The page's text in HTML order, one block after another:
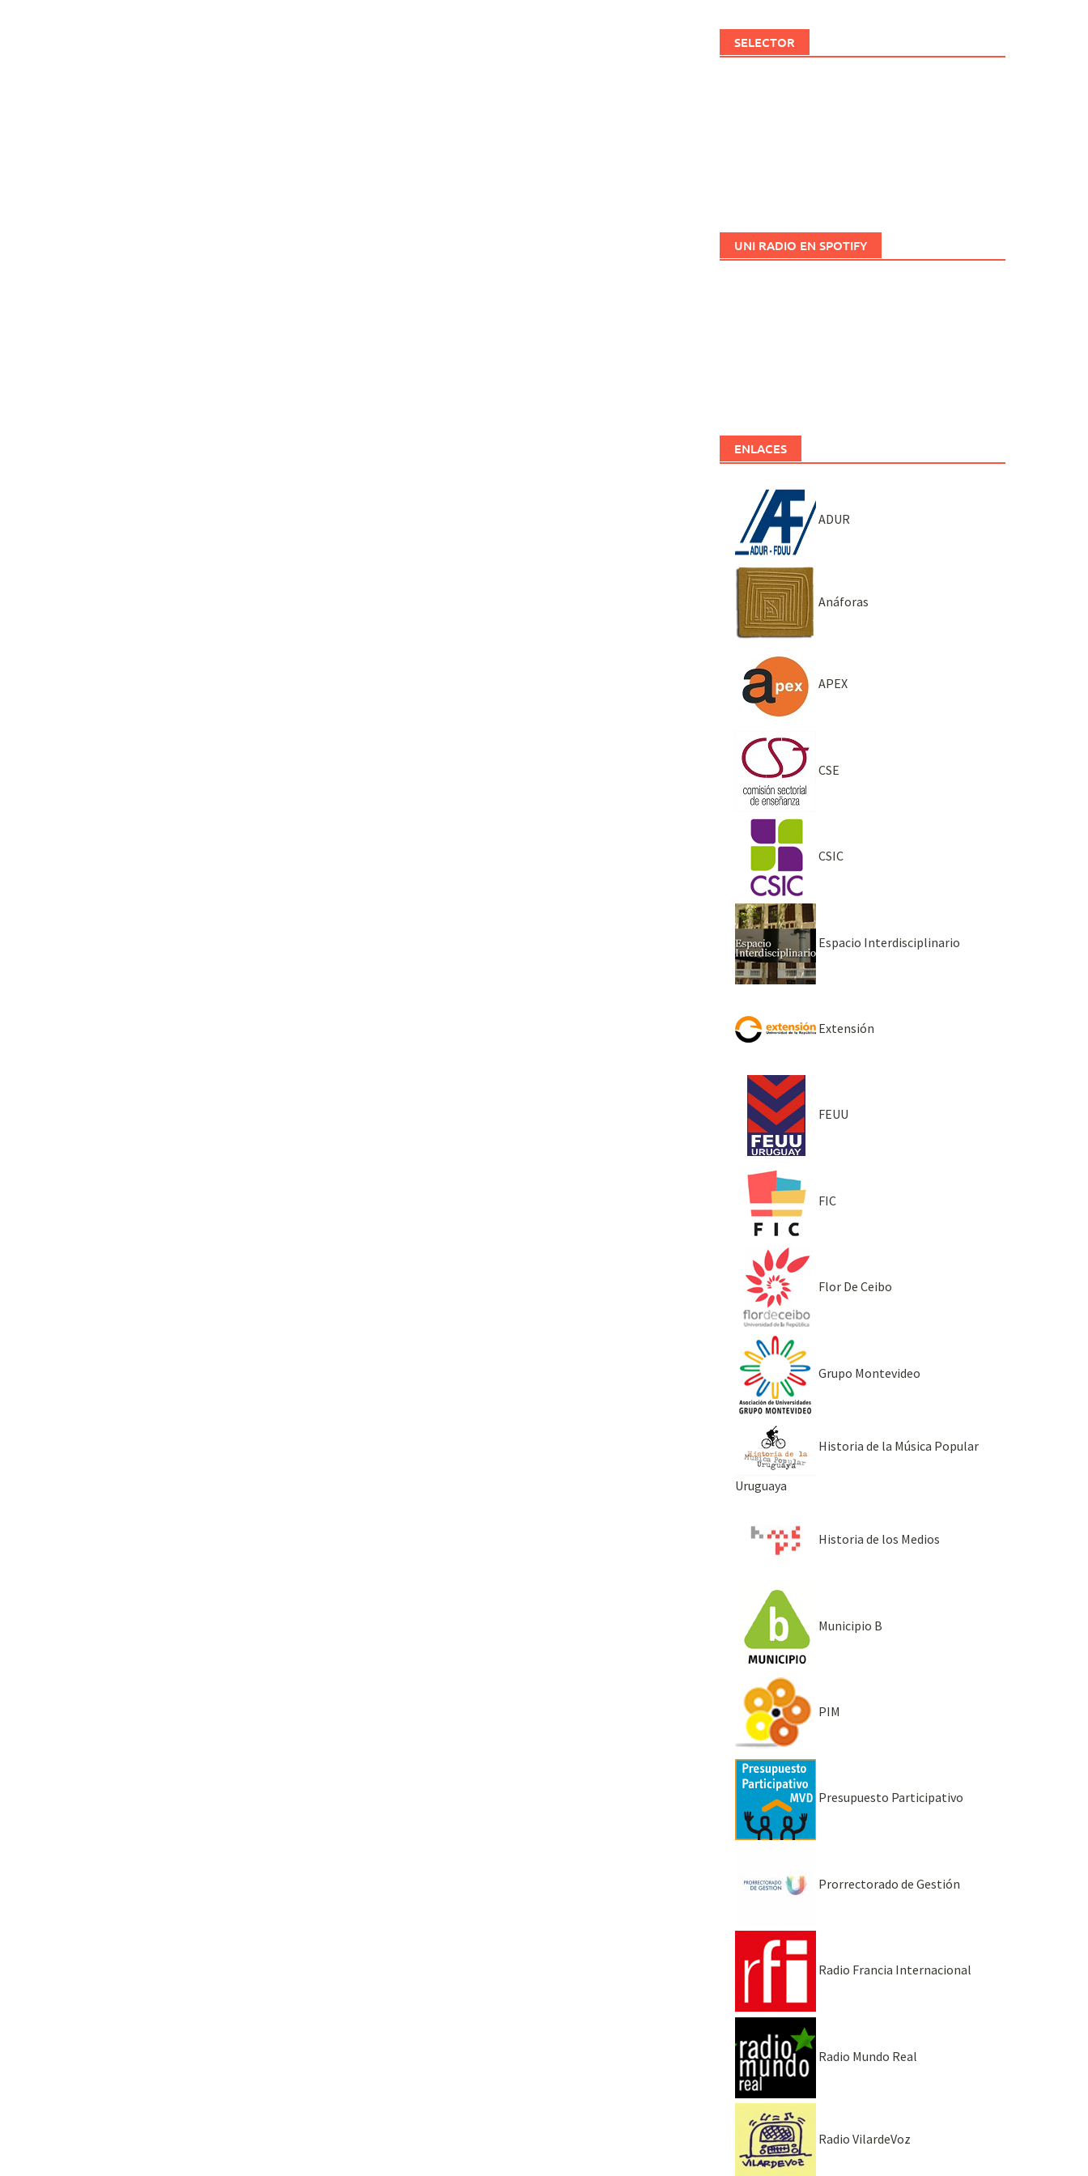
SELECTOR
UNI RADIO EN SPOTIFY
ENLACES
ADUR
Anáforas
APEX
CSE
CSIC
Espacio Interdisciplinario
Extensión
FEUU
FIC
Flor De Ceibo
Grupo Montevideo
Historia de la Música Popular
Uruguaya
Historia de los Medios
Municipio B
PIM
Presupuesto Participativo
Prorrectorado de Gestión
Radio Francia Internacional
Radio Mundo Real
Radio VilardeVoz